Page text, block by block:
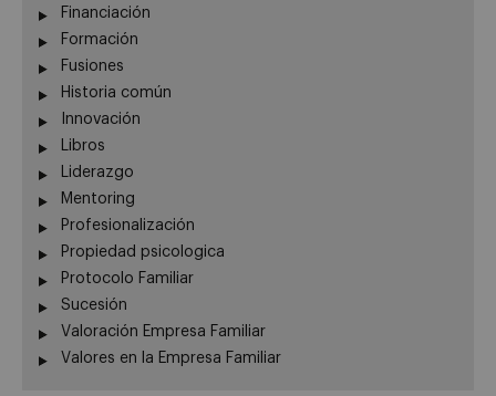
Financiación
Formación
Fusiones
Historia común
Innovación
Libros
Liderazgo
Mentoring
Profesionalización
Propiedad psicologica
Protocolo Familiar
Sucesión
Valoración Empresa Familiar
Valores en la Empresa Familiar